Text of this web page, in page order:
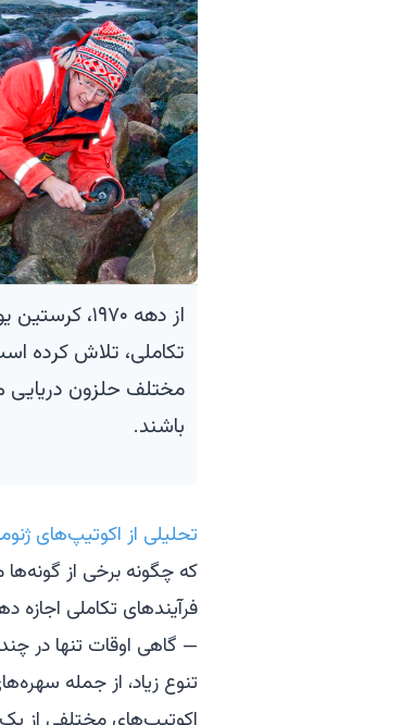
از دهه ۱۹۷۰،
تکاملی، تلاش کرده
مختلف حلزون دریایی
باشند.
تحلیلی از اکوتیپ‌های
فرآیندهای تکاملی اجازه
— گاهی اوقات تنها در
تنوع زیاد، از جمله